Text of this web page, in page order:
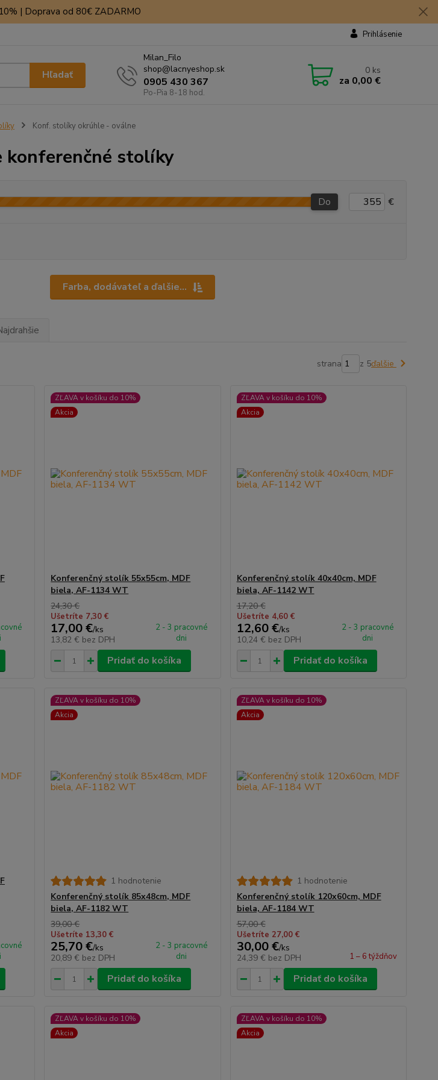
| Doprava od 80€ ZADARMO
Prihlásenie
Hľadať
Milan_Filo
shop@lacnyeshop.sk
0905 430 367
Po-Pia 8-18 hod.
0 ks
za 0,00 €
Konf. stolíky okrúhle - oválne
konferenčné stolíky
Farba, dodávateľ a ďalšie...
Do €
strana z 5ďalšie
ZĽAVA v košíku do 10%
Akcia
Konferenčný stolík 55x55cm, MDF
biela, AF-1134 WT
24,30 €
Ušetríte 7,30 €
17,00 €/ks
13,82 € bez DPH
2 - 3 pracovné
dni
Pridať do košíka
ZĽAVA v košíku do 10%
Akcia
Konferenčný stolík 40x40cm, MDF
biela, AF-1142 WT
17,20 €
Ušetríte 4,60 €
12,60 €/ks
10,24 € bez DPH
2 - 3 pracovné
dni
Pridať do košíka
ZĽAVA v košíku do 10%
Akcia
1 hodnotenie
Konferenčný stolík 85x48cm, MDF
biela, AF-1182 WT
39,00 €
Ušetríte 13,30 €
25,70 €/ks
20,89 € bez DPH
2 - 3 pracovné
dni
Pridať do košíka
ZĽAVA v košíku do 10%
Akcia
1 hodnotenie
Konferenčný stolík 120x60cm, MDF
biela, AF-1184 WT
57,00 €
Ušetríte 27,00 €
30,00 €/ks
24,39 € bez DPH 1 – 6 týždňov
Pridať do košíka
ZĽAVA v košíku do 10%
Akcia
ZĽAVA v košíku do 10%
Akcia